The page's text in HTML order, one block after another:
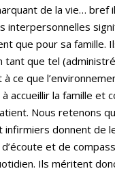
de la vie… bref
interpersonnelles
que pour sa famille.
tant que tel
à ce que
accueillir la famille et
Nous retenons
infirmiers donnent de
et de
Ils méritent